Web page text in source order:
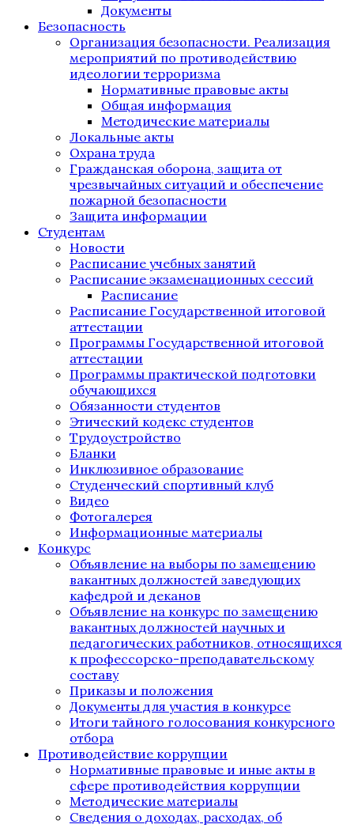
Документы
Безопасность
Организация безопасности. Реализация
мероприятий по противодействию
идеологии терроризма
Нормативные правовые акты
Общая информация
Методические материалы
Локальные акты
Охрана труда
Гражданская оборона, защита от
чрезвычайных ситуаций и обеспечение
пожарной безопасности
Защита информации
Студентам
Новости
Расписание учебных занятий
Расписание экзаменационных сессий
Расписание
Расписание Государственной итоговой
аттестации
Программы Государственной итоговой
аттестации
Программы практической подготовки
обучающихся
Обязанности студентов
Этический кодекс студентов
Трудоустройство
Бланки
Инклюзивное образование
Студенческий спортивный клуб
Видео
Фотогалерея
Информационные материалы
Конкурс
Объявление на выборы по замещению
вакантных должностей заведующих
кафедрой и деканов
Объявление на конкурс по замещению
вакантных должностей научных и
педагогических работников, относящихся
к профессорско-преподавательскому
составу
Приказы и положения
Документы для участия в конкурсе
Итоги тайного голосования конкурсного
отбора
Противодействие коррупции
Нормативные правовые и иные акты в
сфере противодействия коррупции
Методические материалы
Сведения о доходах, расходах, об